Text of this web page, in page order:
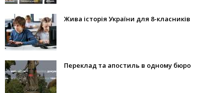
Жива історія України для 8-класників
Переклад та апостиль в одному бюро